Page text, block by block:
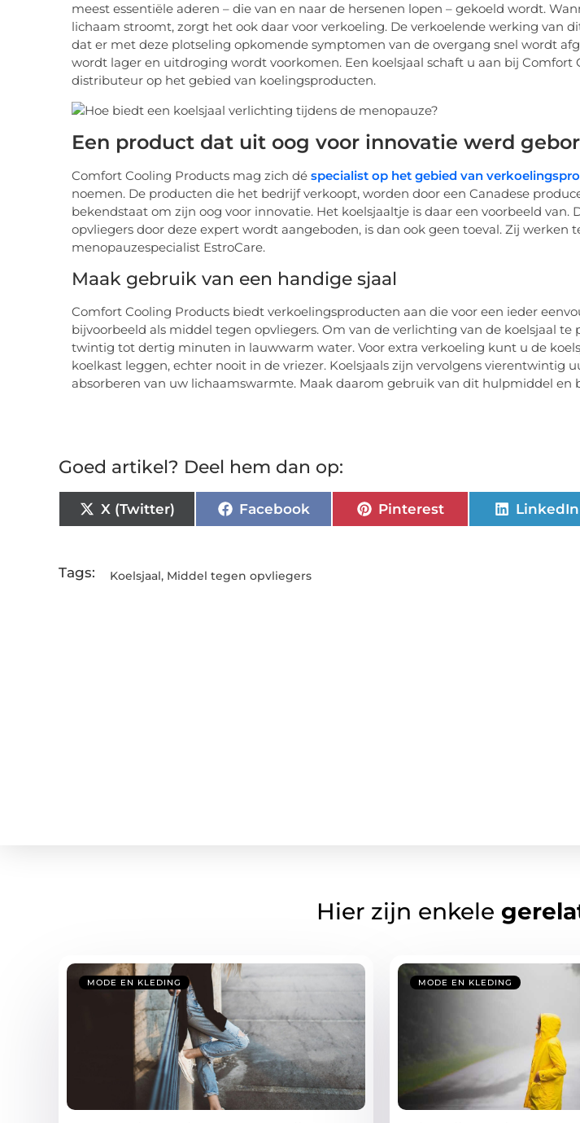
meest essentiële aderen – die van en naar de hersenen lopen – gekoeld wordt.
lichaam stroomt, zorgt het ook daar voor verkoeling. De verkoelende werking van
dat er met deze plotseling opkomende symptomen van de overgang snel wordt
wordt lager en uitdroging wordt voorkomen. Een koelsjaal schaft u aan bij Comfort
distributeur op het gebied van koelingsproducten.
Een product dat uit oog voor innovatie werd
Comfort Cooling Products mag zich dé specialist op het gebied van
noemen. De producten die het bedrijf verkoopt, worden door een Canadese
bekendstaat om zijn oog voor innovatie. Het koelsjaaltje is daar een voorbeeld van.
opvliegers door deze expert wordt aangeboden, is dan ook geen toeval. Zij werken
menopauzespecialist EstroCare.
Maak gebruik van een handige sjaal
Comfort Cooling Products biedt verkoelingsproducten aan die voor een ieder
bijvoorbeeld als middel tegen opvliegers. Om van de verlichting van de koelsjaal te
twintig tot dertig minuten in lauwwarm water. Voor extra verkoeling kunt u de
koelkast leggen, echter nooit in de vriezer. Koelsjaals zijn vervolgens vierentwintig
absorberen van uw lichaamswarmte. Maak daarom gebruik van dit hulpmiddel en
Goed artikel? Deel hem dan op:
X (Twitter) Facebook Pinterest LinkedIn
Tags: Koelsjaal, Middel tegen opvliegers
Hier zijn enkele
MODE EN KLEDING MODE EN KLEDING